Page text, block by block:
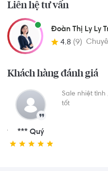
Liên hệ tư vấn
Đoàn Thị Ly Ly
4.8 (9)
Khách hàng đánh giá
*** Quý
Sale nhiệt
tốt